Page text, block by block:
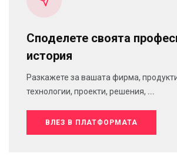
Споделете своята
история
Разкажете за вашата фирма,
технологии, проекти, решения, ...
ВЛЕЗ В ПЛАТФОРМАТА